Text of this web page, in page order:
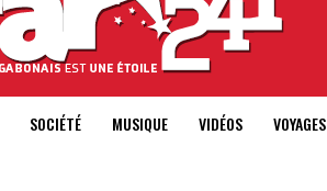
SOCIÉTÉ MUSIQUE VIDÉOS VOYAGES